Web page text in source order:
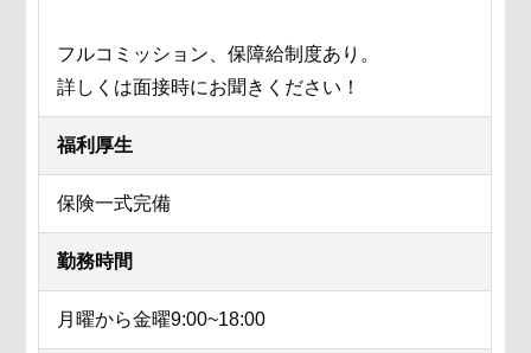
フルコミッション、保障給制度あり。
詳しくは面接時にお聞きください！
福利厚生
保険一式完備
勤務時間
月曜から金曜9:00~18:00